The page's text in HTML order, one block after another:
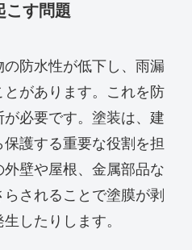
こす問題
防水性が低下し、雨漏
とがあります。これを防
必要です。塗装は、建
護する重要な役割を担
壁や屋根、金属部品な
されることで塗膜が剥
したりします。